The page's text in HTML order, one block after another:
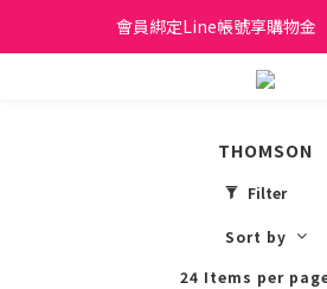
日立家電、國際牌 原廠管制價
會員綁定Line帳號享購物金
全館滿299元免運
THOMSON
Filter
Sort by
24 Items per